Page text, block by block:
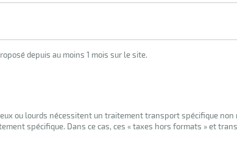
depuis au moins 1 mois sur le site.
ou lourds nécessitent un traitement transport spécifique non
spécifique. Dans ce cas, ces « taxes hors formats » et